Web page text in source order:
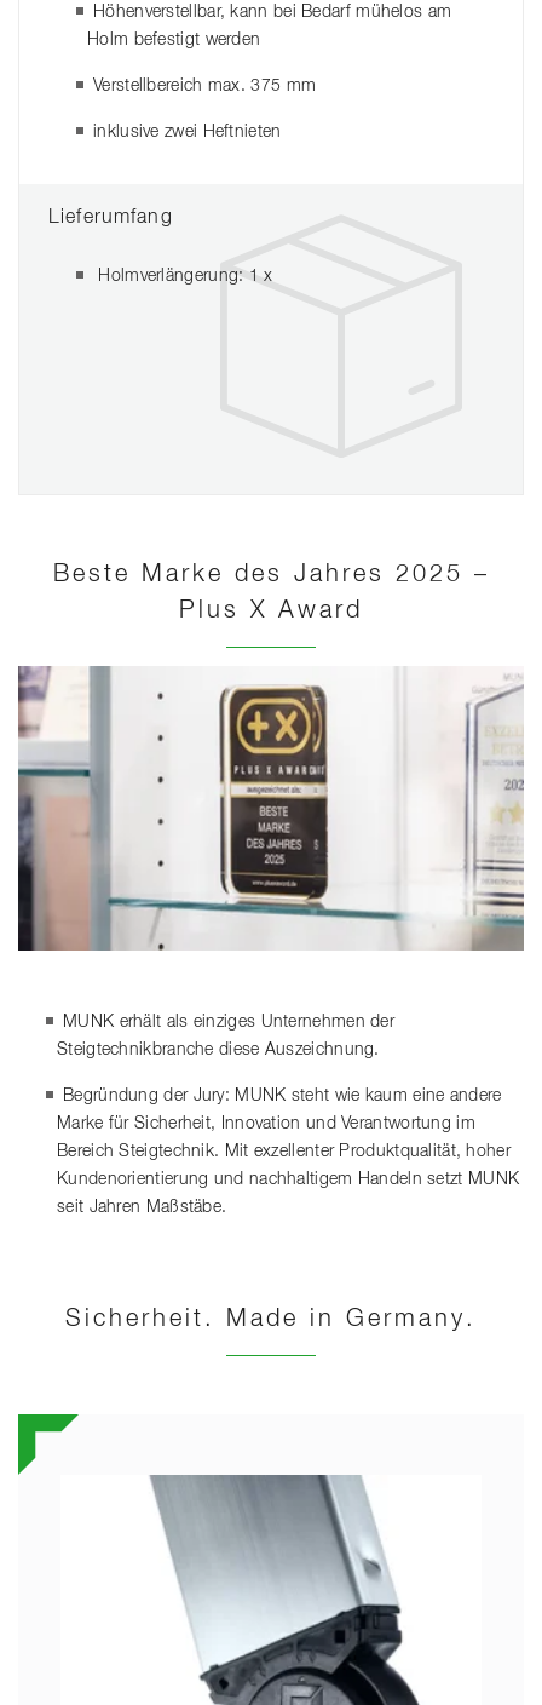
Höhenverstellbar, kann bei Bedarf mühelos am
Holm befestigt werden
Verstellbereich max. 375 mm
inklusive zwei Heftnieten
Lieferumfang
Holmverlängerung: 1 x
Beste Marke des Jahres 2025 –
Plus X Award
MUNK erhält als einziges Unternehmen der
Steigtechnikbranche diese Auszeichnung.
Begründung der Jury: MUNK steht wie kaum eine andere
Marke für Sicherheit, Innovation und Verantwortung im
Bereich Steigtechnik. Mit exzellenter Produktqualität, hoher
Kundenorientierung und nachhaltigem Handeln setzt MUNK
seit Jahren Maßstäbe.
Sicherheit. Made in Germany.